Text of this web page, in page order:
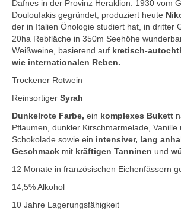
Shop
Back- & Teigwaren
Bio-Olivenöl & Bio-Oliven
Eingelegtes & Eingekochtes
Küchenaccessoires
Kräuter, Tee & Salz
Kontakt
Dafnes in der Provinz Heraklion. 1930 vom
Douloufakis gegründet, produziert heute
der in Italien Önologie studiert hat, in dritter
20ha Rebfläche in 350m Seehöhe
Weißweine, basierend auf kretisch-
wie internationalen Reben.
Trockener Rotwein
Reinsortiger Syrah
Dunkelrote Farbe, ein komplexes Bukett
Pflaumen, dunkler Kirschmarmelade, Vanille
Schokolade sowie ein intensiver, lang
Geschmack mit kräftigen Tanninen und
12 Monate in französischen Eichenfässern
14,5% Alkohol
10 Jahre Lagerungsfähigkeit